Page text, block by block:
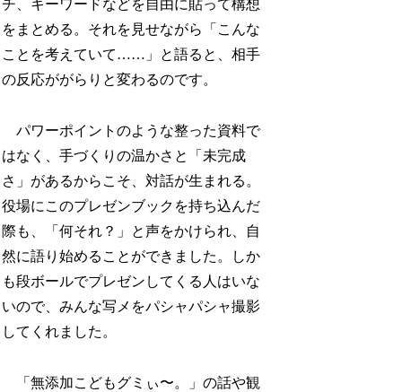
チ、キーワードなどを自由に貼って構想
をまとめる。それを見せながら「こんな
ことを考えていて……」と語ると、相手
の反応ががらりと変わるのです。
パワーポイントのような整った資料で
はなく、手づくりの温かさと「未完成
さ」があるからこそ、対話が生まれる。
役場にこのプレゼンブックを持ち込んだ
際も、「何それ？」と声をかけられ、自
然に語り始めることができました。しか
も段ボールでプレゼンしてくる人はいな
いので、みんな写メをパシャパシャ撮影
してくれました。
「無添加こどもグミぃ〜。」の話や観